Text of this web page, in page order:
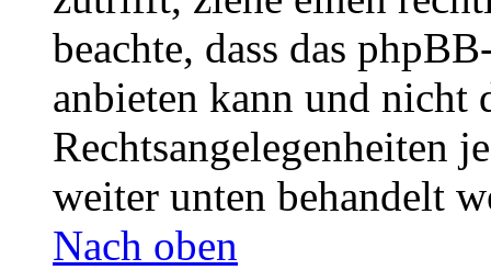
beachte, dass das
anbieten kann und nicht
Rechtsangelegenheiten
weiter unten behandelt
Nach oben